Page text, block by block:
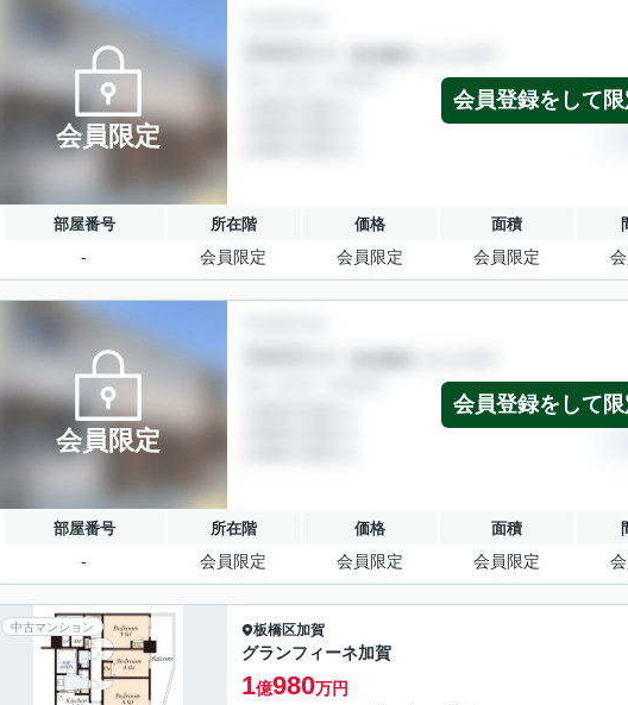
会員限定
会員登録をして
部屋番号 所在階 価格 面積
- 会員限定 会員限定 会員限定
会員限定
会員登録をして
部屋番号 所在階 価格 面積
- 会員限定 会員限定 会員限定
中古マンション 板橋区加賀
グランフィーネ加賀
1億980万円